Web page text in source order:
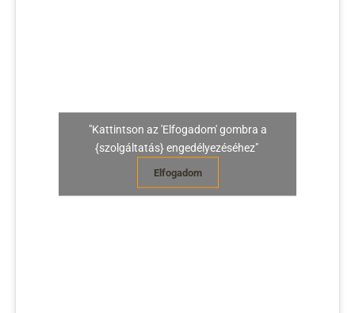
"Kattintson az 'Elfogadom' gombra a
{szolgáltatás} engedélyezéséhez"
Elfogadom